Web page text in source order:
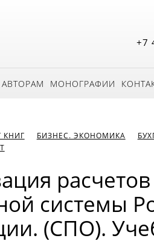
+7
АВТОРАМ МОНОГРАФИИ
КНИГ БИЗНЕС. ЭКОНОМИКА
системы
(СПО).